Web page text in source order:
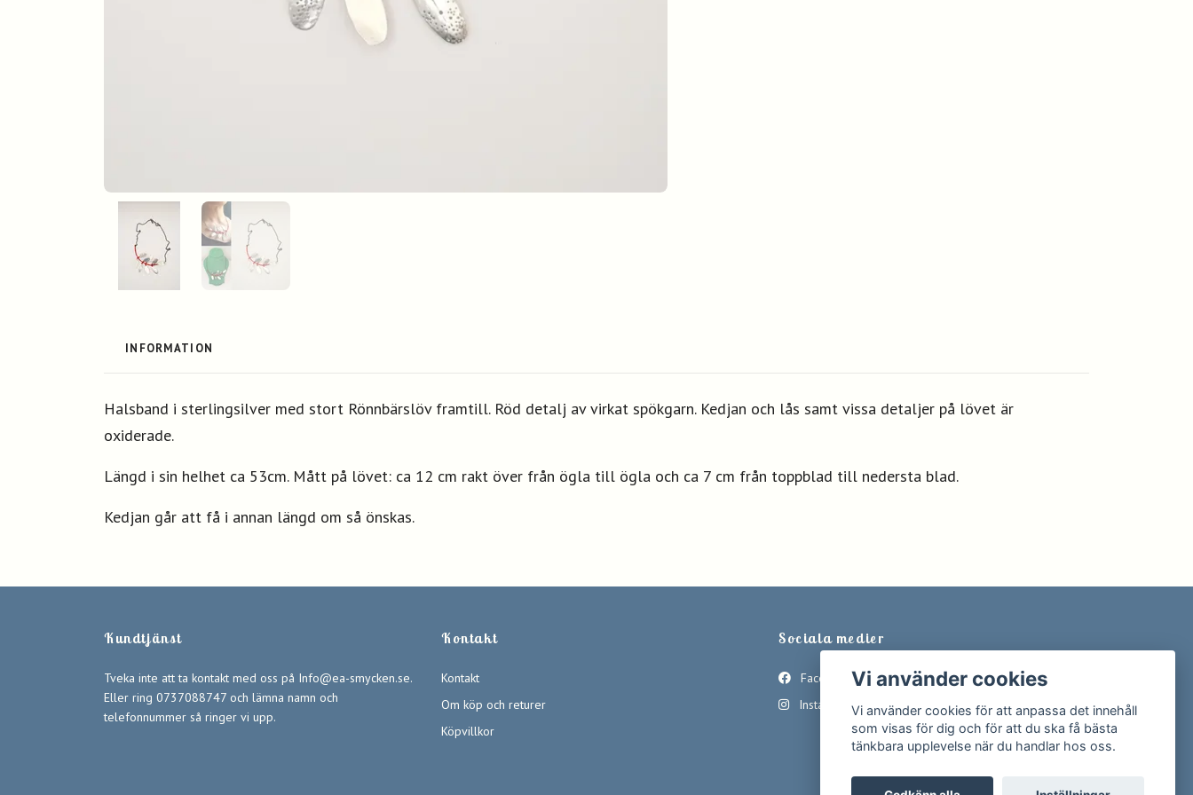
INFORMATION
Halsband i sterlingsilver med stort Rönnbärslöv framtill. Röd detalj av virkat spökgarn. Kedjan och lås samt vissa detaljer på lövet är
oxiderade.
Längd i sin helhet ca 53cm. Mått på lövet: ca 12 cm rakt över från ögla till ögla och ca 7 cm från toppblad till nedersta blad.
Kedjan går att få i annan längd om så önskas.
Kundtjänst
Tveka inte att ta kontakt med oss på Info@ea-smycken.se.
Eller ring 0737088747 och lämna namn och
telefonnummer så ringer vi upp.
Kontakt
Kontakt
Om köp och returer
Köpvillkor
Sociala medier
Facebook
Instagram
Vi använder cookies
Vi använder cookies för att anpassa det innehåll
som visas för dig och för att du ska få bästa
tänkbara upplevelse när du handlar hos oss.